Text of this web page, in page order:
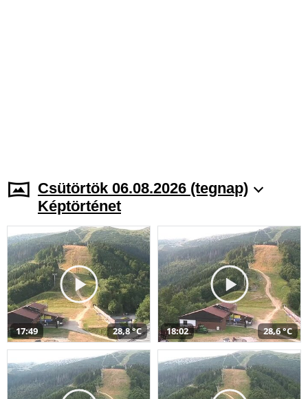
Csütörtök 06.08.2026 (tegnap)
Képtörténet
17:49 28,8 °C 18:02 28,6 °C